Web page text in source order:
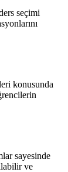
seçimi
konusunda
sayesinde
ve